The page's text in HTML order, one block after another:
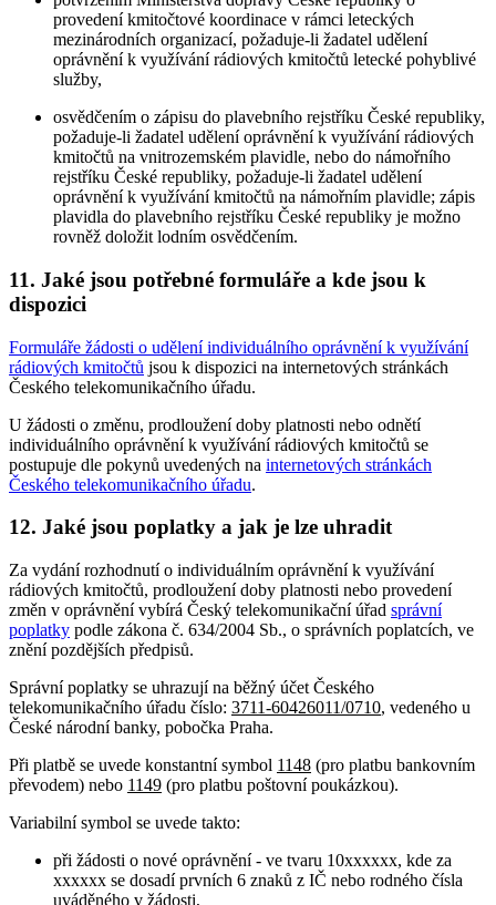
provedení kmitočtové koordinace v rámci leteckých
mezinárodních organizací, požaduje-li žadatel udělení
oprávnění k využívání rádiových kmitočtů letecké pohyblivé
služby,
osvědčením o zápisu do plavebního rejstříku České republiky,
požaduje-li žadatel udělení oprávnění k využívání rádiových
kmitočtů na vnitrozemském plavidle, nebo do námořního
rejstříku České republiky, požaduje-li žadatel udělení
oprávnění k využívání kmitočtů na námořním plavidle; zápis
plavidla do plavebního rejstříku České republiky je možno
rovněž doložit lodním osvědčením.
11. Jaké jsou potřebné formuláře a kde jsou k
dispozici
Formuláře žádosti o udělení individuálního oprávnění k využívání
rádiových kmitočtů jsou k dispozici na internetových stránkách
Českého telekomunikačního úřadu.
U žádosti o změnu, prodloužení doby platnosti nebo odnětí
individuálního oprávnění k využívání rádiových kmitočtů se
postupuje dle pokynů uvedených na internetových stránkách
Českého telekomunikačního úřadu.
12. Jaké jsou poplatky a jak je lze uhradit
Za vydání rozhodnutí o individuálním oprávnění k využívání
rádiových kmitočtů, prodloužení doby platnosti nebo provedení
změn v oprávnění vybírá Český telekomunikační úřad správní
poplatky podle zákona č. 634/2004 Sb., o správních poplatcích, ve
znění pozdějších předpisů.
Správní poplatky se uhrazují na běžný účet Českého
telekomunikačního úřadu číslo: 3711-60426011/0710, vedeného u
České národní banky, pobočka Praha.
Při platbě se uvede konstantní symbol 1148 (pro platbu bankovním
převodem) nebo 1149 (pro platbu poštovní poukázkou).
Variabilní symbol se uvede takto:
při žádosti o nové oprávnění - ve tvaru 10xxxxxx, kde za
xxxxxx se dosadí prvních 6 znaků z IČ nebo rodného čísla
uváděného v žádosti,